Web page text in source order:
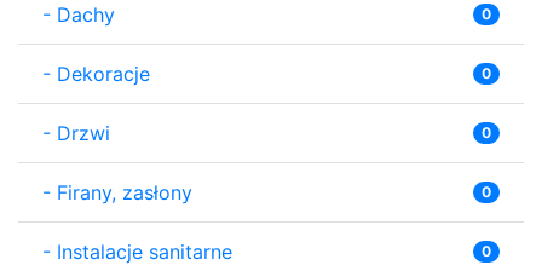
- Dachy 0
- Dekoracje 0
- Drzwi 0
- Firany, zasłony 0
- Instalacje sanitarne 0